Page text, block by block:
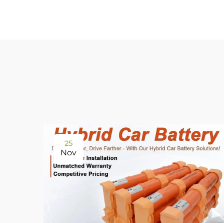
25
Nov